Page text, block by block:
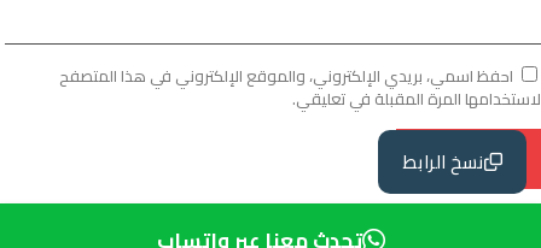
نسخ الرابط
تحدث معنا عبر واتساب
احفظ اسمي، بريدي الإلكتروني، والموقع الإلكتروني في هذا المتصفح
لاستخدامها المرة المقبلة في تعليقي.